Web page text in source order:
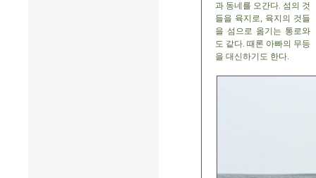
과 동네를 오간다. 섬의 것
들을 육지로, 육지의 것들
을 섬으로 옮기는 통로와
도 같다. 때론 아빠의 무등
을 대신하기도 한다.